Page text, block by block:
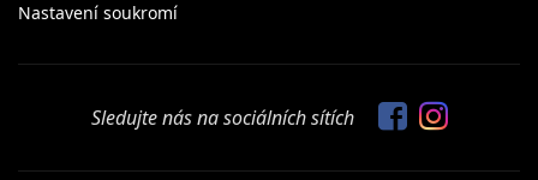
Nastavení soukromí
Sledujte nás na sociálních sítích